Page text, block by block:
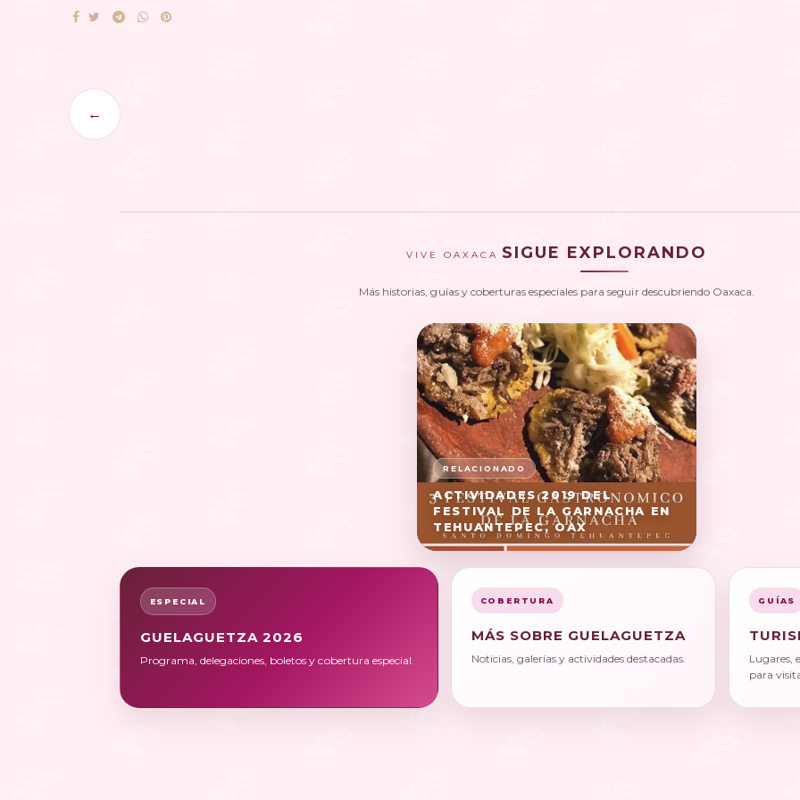
←
VIVE OAXACA SIGUE EXPLORANDO
Más historias, guías y coberturas especiales para seguir descubriendo Oaxaca.
ACTIVIDADES 2019 DEL
FESTIVAL DE LA GARNACHA EN
TEHUANTEPEC, OAX
ESPECIAL
GUELAGUETZA 2026
Programa, delegaciones, boletos y cobertura especial.
COBERTURA
MÁS SOBRE GUELAGUETZA
Noticias, galerías y actividades destacadas.
GUÍAS
Lugares,
para